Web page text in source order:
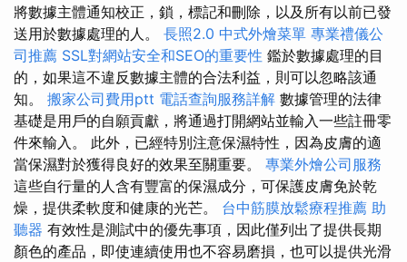
將數據主體通知校正，鎖，標記和刪除，以及所有以前已發
送用於數據處理的人。 長照2.0 中式外燴菜單 專業禮儀公
司推薦 SSL對網站安全和SEO的重要性 鑑於數據處理的目
的，如果這不違反數據主體的合法利益，則可以忽略該通
知。 搬家公司費用ptt 電話查詢服務詳解 數據管理的法律
基礎是用戶的自願貢獻，將通過打開網站並輸入一些註冊零
件來輸入。 此外，已經特別注意保濕特性，因為皮膚的適
當保濕對於獲得良好的效果至關重要。 專業外燴公司服務
這些自行量的人含有豐富的保濕成分，可保護皮膚免於乾
燥，提供柔軟度和健康的光芒。 台中筋膜放鬆療程推薦 助
聽器 有效性是測試中的優先事項，因此僅列出了提供長期
顏色的產品，即使連續使用也不容易磨損，也可以提供光滑